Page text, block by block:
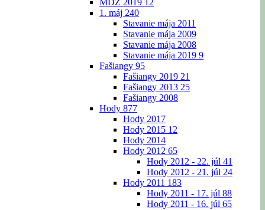
MDŽ 2019 12
1. máj 240
Stavanie mája 2011
Stavanie mája 2009
Stavanie mája 2008
Stavanie mája 2019 9
Fašiangy 95
Fašiangy 2019 21
Fašiangy 2013 25
Fašiangy 2008
Hody 877
Hody 2017
Hody 2015 12
Hody 2014
Hody 2012 65
Hody 2012 - 22. júl 41
Hody 2012 - 21. júl 24
Hody 2011 183
Hody 2011 - 17. júl 88
Hody 2011 - 16. júl 65